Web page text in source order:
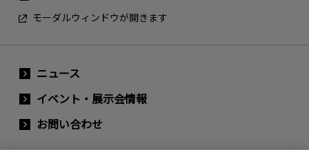
モーダルウィンドウが開きます
ニュース
イベント・展示会情報
お問い合わせ